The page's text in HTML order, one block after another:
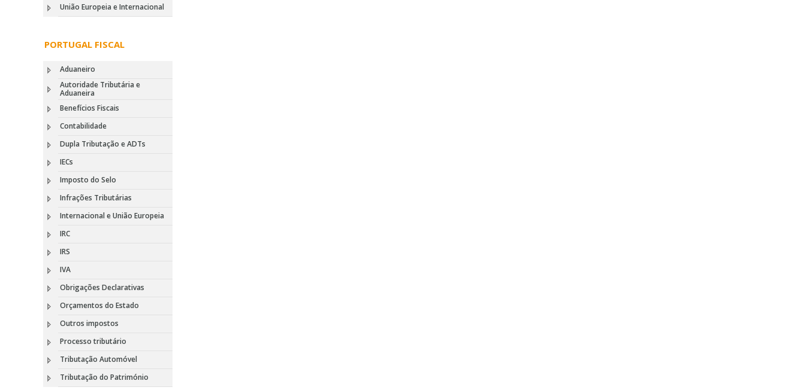
União Europeia e Internacional
PORTUGAL FISCAL
Aduaneiro
Autoridade Tributária e
Aduaneira
Benefícios Fiscais
Contabilidade
Dupla Tributação e ADTs
IECs
Imposto do Selo
Infrações Tributárias
Internacional e União Europeia
IRC
IRS
IVA
Obrigações Declarativas
Orçamentos do Estado
Outros impostos
Processo tributário
Tributação Automóvel
Tributação do Património